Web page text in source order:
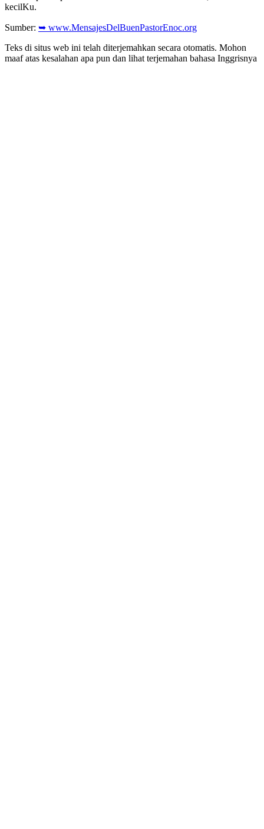
kecilKu.
Sumber: ➥ www.MensajesDelBuenPastorEnoc.org
Teks di situs web ini telah diterjemahkan secara otomatis. Mohon
maaf atas kesalahan apa pun dan lihat terjemahan bahasa Inggrisnya